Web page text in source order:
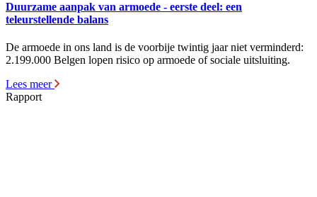
Duurzame aanpak van armoede - eerste deel: een
teleurstellende balans
De armoede in ons land is de voorbije twintig jaar niet verminderd:
2.199.000 Belgen lopen risico op armoede of sociale uitsluiting.
Lees meer
Rapport